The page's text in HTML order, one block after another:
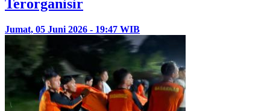
Terorganisir
Jumat, 05 Juni 2026 - 19:47 WIB